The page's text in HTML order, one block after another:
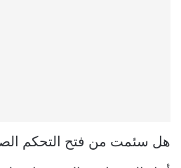
هل سئمت من فتح التحكم